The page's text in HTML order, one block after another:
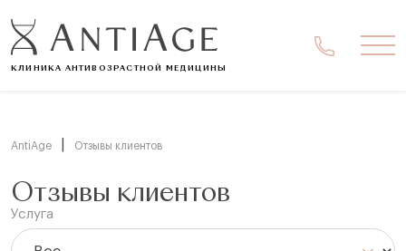
КЛИНИКА АНТИВОЗРАСТНОЙ МЕДИЦИНЫ
AntiAge Отзывы клиентов
Отзывы клиентов
Услуга